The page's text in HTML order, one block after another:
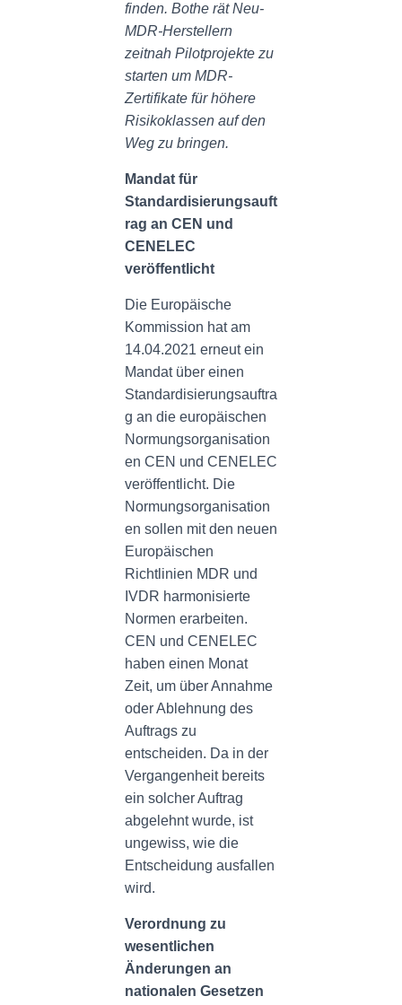
finden. Bothe rät Neu-
MDR-Herstellern
zeitnah Pilotprojekte zu
starten um MDR-
Zertifikate für höhere
Risikoklassen auf den
Weg zu bringen.
Mandat für
Standardisierungsauft
rag an CEN und
CENELEC
veröffentlicht
Die Europäische
Kommission hat am
14.04.2021 erneut ein
Mandat über einen
Standardisierungsauftra
g an die europäischen
Normungsorganisation
en CEN und CENELEC
veröffentlicht. Die
Normungsorganisation
en sollen mit den neuen
Europäischen
Richtlinien MDR und
IVDR harmonisierte
Normen erarbeiten.
CEN und CENELEC
haben einen Monat
Zeit, um über Annahme
oder Ablehnung des
Auftrags zu
entscheiden. Da in der
Vergangenheit bereits
ein solcher Auftrag
abgelehnt wurde, ist
ungewiss, wie die
Entscheidung ausfallen
wird.
Verordnung zu
wesentlichen
Änderungen an
nationalen Gesetzen